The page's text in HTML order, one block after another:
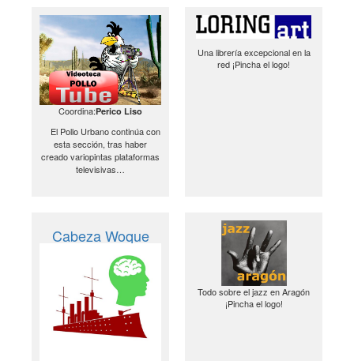
Coordina:Perico Liso
El Pollo Urbano continúa con
esta sección, tras haber
creado variopintas plataformas
televisivas…
Una librería excepcional en la
red ¡Pincha el logo!
Cabeza Woque
Todo sobre el jazz en Aragón
¡Pincha el logo!